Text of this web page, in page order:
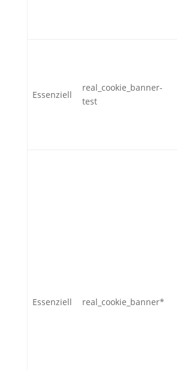
Essenziell
real_cookie_banner-
test
Essenziell real_cookie_banner*